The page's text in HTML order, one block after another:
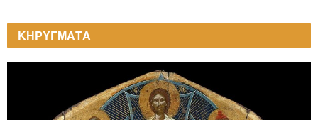
ΚΗΡΥΓΜΑΤΑ